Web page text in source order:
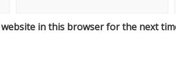
website in this browser for the next